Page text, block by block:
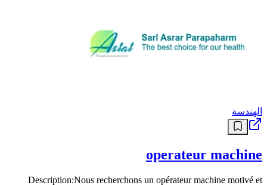
conduite des machines Contrôler la qualité .Effectuer la maintenance
de premier niveau et signaler toute anomalie technique.Respecter les
consignes de sécurité et les procédures internes de
contrat à durée déterminée (CDD) ou mission.
منذ شهرين